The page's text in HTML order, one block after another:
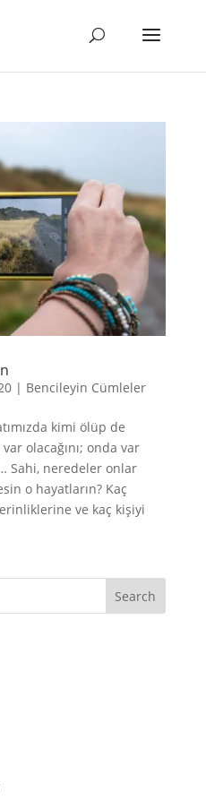
| Bencileyin Cümleler
kimi ölüp de
olacağını; onda var
Sahi, neredeler onlar
o hayatların? Kaç
ve kaç kişiyi